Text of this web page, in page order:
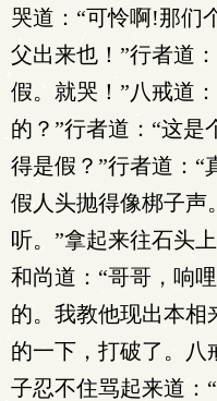
哭道：“可怜啊!那们
父出来也！”行者道
假。就哭！”八戒道
的？”行者道：“这是
得是假？”行者道：“
假人头抛得像梆子声
听。”拿起来往石头
和尚道：“哥哥，响
的。我教他现出本相
的一下，打破了。八
子忍不住骂起来道：